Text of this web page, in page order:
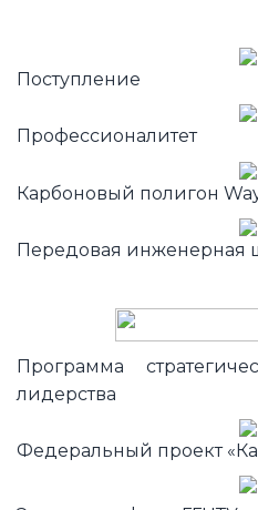
Поступление
Профессионалитет
Карбоновый полигон
Передовая инженерная
Программа
лидерства
Федеральный проект